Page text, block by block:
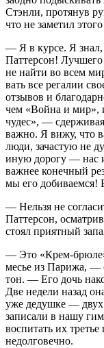
Стэнли, протянув
что не заметил
— Я в курсе. Я
Паттерсон! Лучшего
не найти во всем
вать все регалии
отзывов и
чем «Война и мир»,
чудес», —
важно. Я вижу, что
люди, зачастую не
иную дорогу — нас
важнее конечный
мы его добиваемся!
— Нельзя не
Паттерсон,
стоял приятный
— Это «Крем-
месье из Парижа, —
тон. — Его дочь
Две недели назад
уже дедушке — двух
записали в нашу
воспитать их
недолговечно.